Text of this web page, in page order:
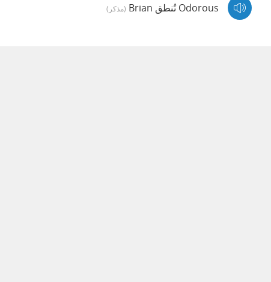
Odorous تُنطق Brian (مذكر)